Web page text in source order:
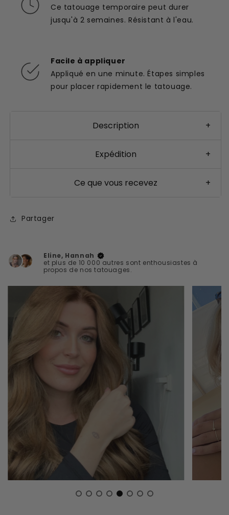
Ce tatouage temporaire peut durer
jusqu'à 2 semaines. Résistant à l'eau.
Facile à appliquer
Appliqué en une minute. Étapes simples
pour placer rapidement le tatouage.
Description +
Expédition +
Ce que vous recevez +
Partager
Eline, Hannah
et plus de 10 000 autres sont enthousiastes à
propos de nos tatouages.